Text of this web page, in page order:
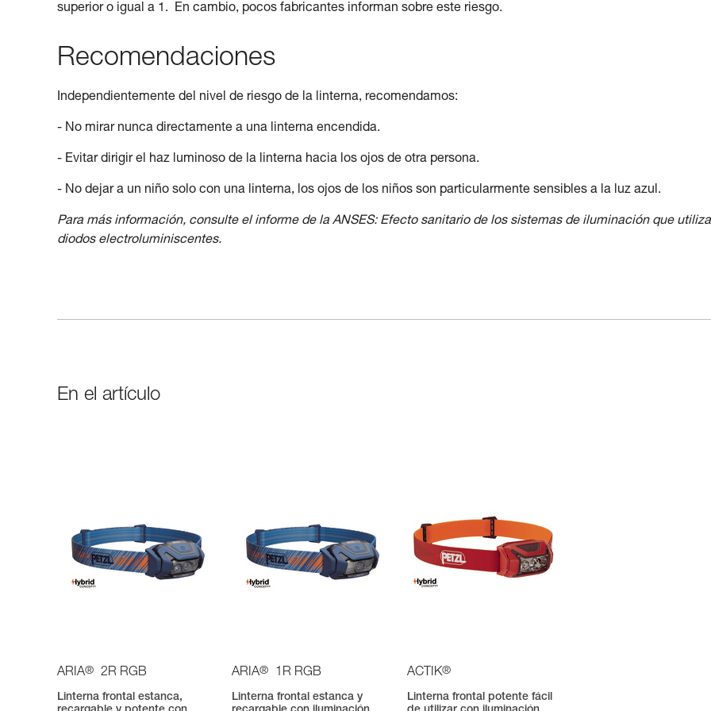
superior o igual a 1. En cambio, pocos fabricantes informan sobre este riesgo.
Recomendaciones
Independientemente del nivel de riesgo de la linterna, recomendamos:
- No mirar nunca directamente a una linterna encendida.
- Evitar dirigir el haz luminoso de la linterna hacia los ojos de otra persona.
- No dejar a un niño solo con una linterna, los ojos de los niños son particularmente sensibles a la luz azul.
Para más información, consulte el informe de la ANSES: Efecto sanitario de los sistemas de iluminación que
diodos electroluminiscentes.
En el artículo
ARIA® 2R RGB
Linterna frontal estanca,
ARIA® 1R RGB
Linterna frontal estanca y
ACTIK®
Linterna frontal potente fácil